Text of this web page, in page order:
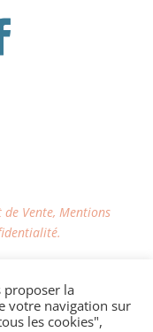
Vente, Mentions
site
proposer la
votre navigation sur
les cookies",